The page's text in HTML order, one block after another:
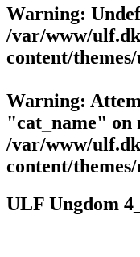
Warning:
/var/www/
content/
Warning:
"cat_name" on
/var/www/
content/
ULF Ungdom